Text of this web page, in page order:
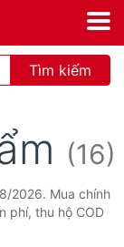
Tìm kiếm
(16)
2026. Mua chính
phí, thu hộ COD